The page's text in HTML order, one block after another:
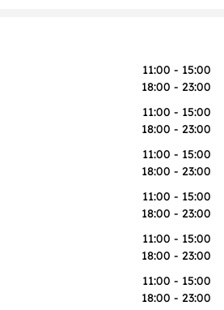
11:00 - 15:00
18:00 - 23:00
11:00 - 15:00
18:00 - 23:00
11:00 - 15:00
18:00 - 23:00
11:00 - 15:00
18:00 - 23:00
11:00 - 15:00
18:00 - 23:00
11:00 - 15:00
18:00 - 23:00